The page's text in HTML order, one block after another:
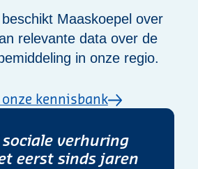
Maaskoepel over
relevante data over de
in onze regio.
onze kennisbank
eerst sinds jaren